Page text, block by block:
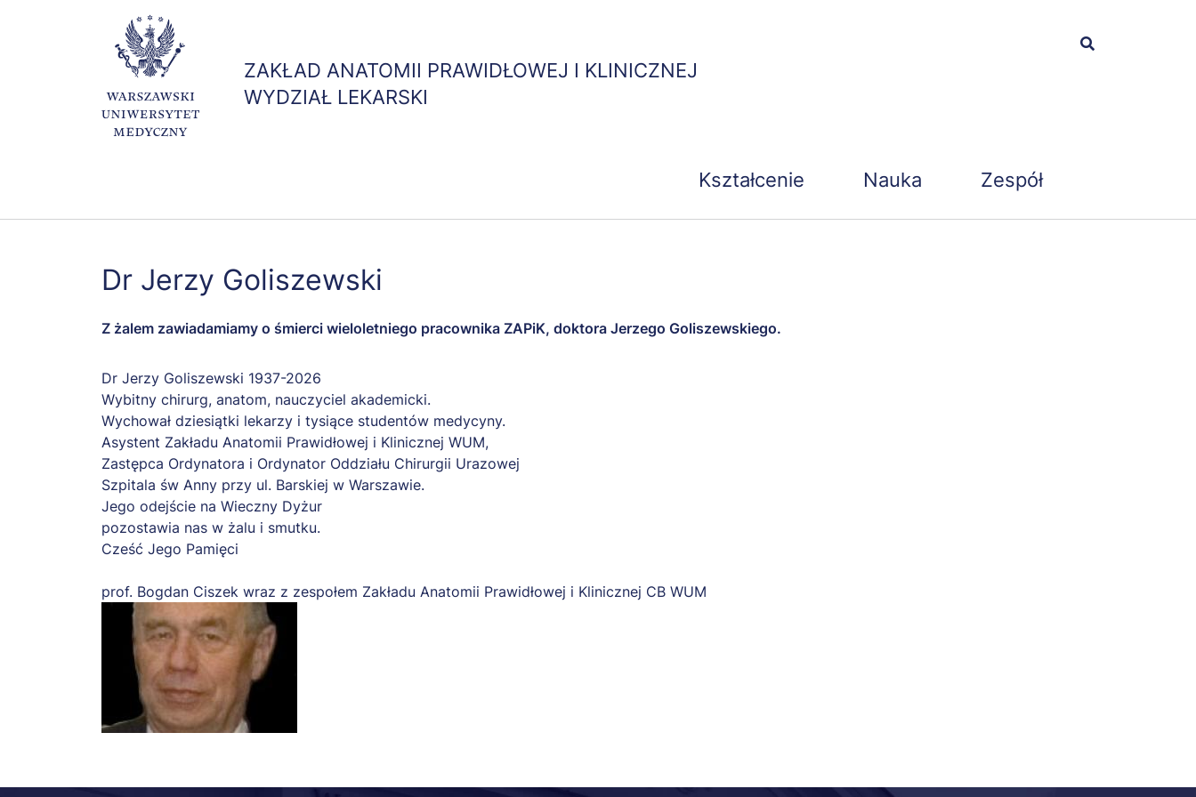
ZAKŁAD ANATOMII PRAWIDŁOWEJ I KLINICZNEJ
WYDZIAŁ LEKARSKI
Kształcenie Nauka Zespół
Dr Jerzy Goliszewski
Z żalem zawiadamiamy o śmierci wieloletniego pracownika ZAPiK, doktora Jerzego Goliszewskiego.
Dr Jerzy Goliszewski 1937-2026
Wybitny chirurg, anatom, nauczyciel akademicki.
Wychował dziesiątki lekarzy i tysiące studentów medycyny.
Asystent Zakładu Anatomii Prawidłowej i Klinicznej WUM,
Zastępca Ordynatora i Ordynator Oddziału Chirurgii Urazowej
Szpitala św Anny przy ul. Barskiej w Warszawie.
Jego odejście na Wieczny Dyżur
pozostawia nas w żalu i smutku.
Cześć Jego Pamięci
prof. Bogdan Ciszek wraz z zespołem Zakładu Anatomii Prawidłowej i Klinicznej CB WUM